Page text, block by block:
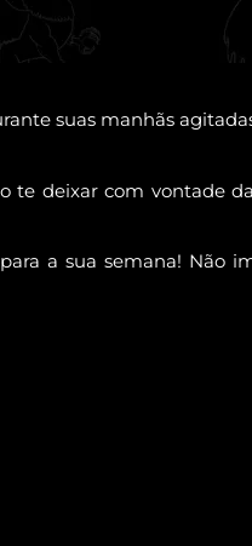
suas manhãs
te deixar com vontade
a sua semana! Não